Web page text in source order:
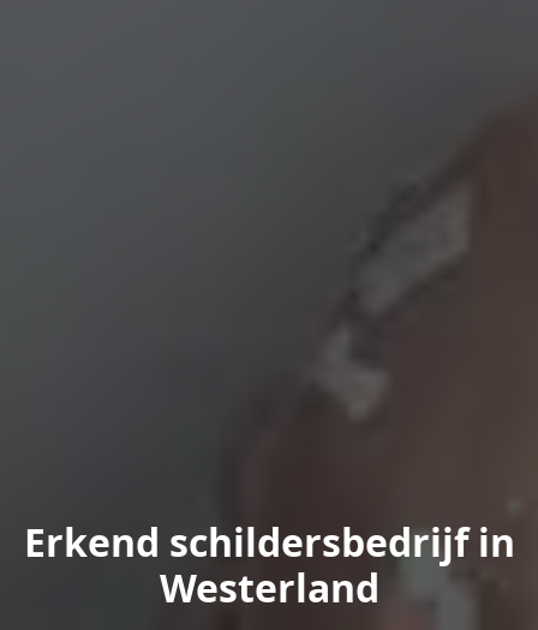
Erkend schildersbedrijf in
Westerland